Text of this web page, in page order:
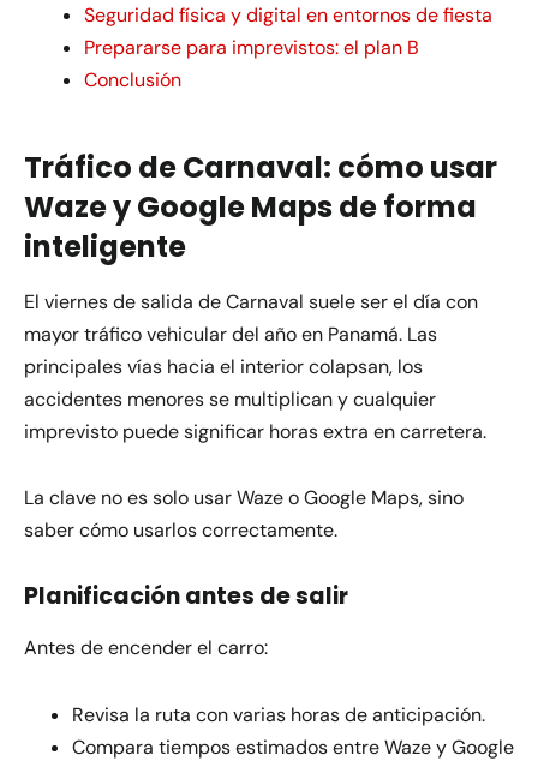
Seguridad física y digital en entornos de fiesta
Prepararse para imprevistos: el plan B
Conclusión
Tráfico de Carnaval: cómo usar
Waze y Google Maps de forma
inteligente
El viernes de salida de Carnaval suele ser el día con
mayor tráfico vehicular del año en Panamá. Las
principales vías hacia el interior colapsan, los
accidentes menores se multiplican y cualquier
imprevisto puede significar horas extra en carretera.
La clave no es solo usar Waze o Google Maps, sino
saber cómo usarlos correctamente.
Planificación antes de salir
Antes de encender el carro:
Revisa la ruta con varias horas de anticipación.
Compara tiempos estimados entre Waze y Google